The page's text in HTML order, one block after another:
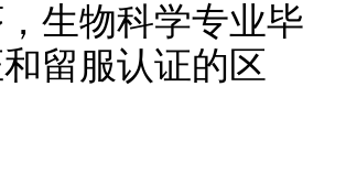
生物科学专业毕
留服认证的区